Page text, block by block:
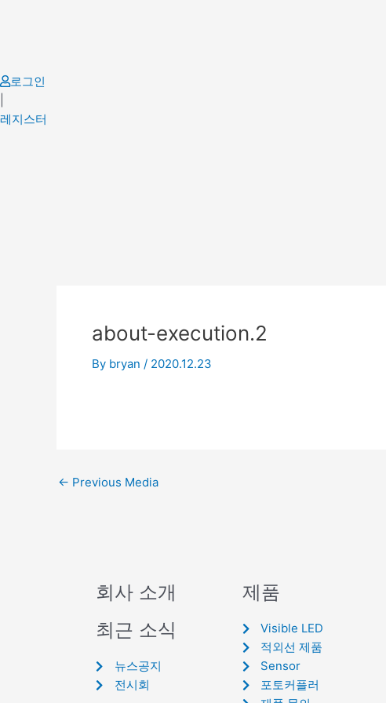
로그인
레지스터
about-execution.2
By bryan / 2020.12.23
← Previous Media
회사 소개
최근 소식
뉴스공지
전시회
제품
Visible LED
적외선 제품
Sensor
포토커플러